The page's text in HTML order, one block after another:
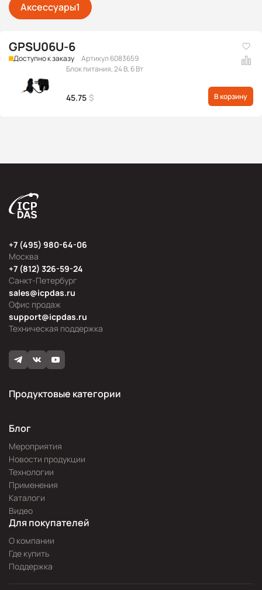
Аксессуары1
GPSU06U-6
Доступно к заказу
Артикул 6083659
Блок питания, 24 В, 6 Вт
45.75 $ В корзину
Москва
+7 (495) 980-64-06
Офис продаж
sales@icpdas.ru
Санкт-Петербург
+7 (812) 326-59-24
Техническая поддержка
support@icpdas.ru
Продуктовые категории
Блог
Мероприятия
Новости продукции
Технологии
Применения
Каталоги
Видео
Для покупателей
О компании
Где купить
Поддержка